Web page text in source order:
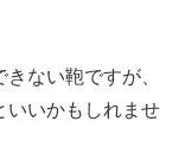
ない鞄ですが、
いいかもしれませ